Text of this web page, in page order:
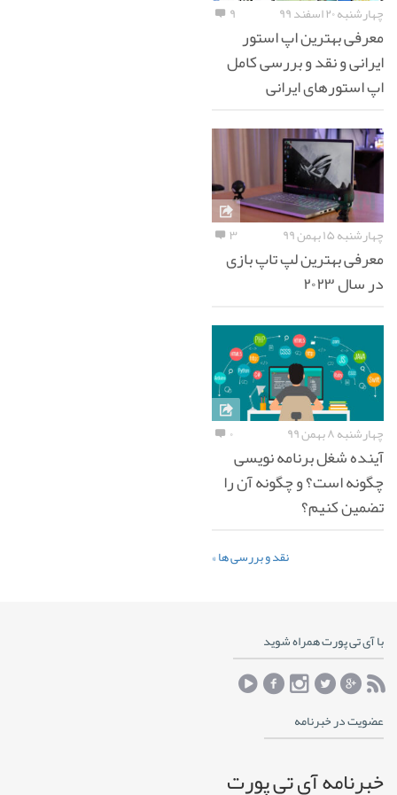
چهارشنبه ۲۰ اسفند ۹۹ ۹
معرفی بهترین اپ استور
ایرانی و نقد و بررسی کامل
اپ استورهای ایرانی
چهارشنبه ۱۵ بهمن ۹۹ ۳
معرفی بهترین لپ تاپ بازی
در سال ۲۰۲۳
چهارشنبه ۸ بهمن ۹۹ ۰
آینده شغل برنامه نویسی
چگونه است؟ و چگونه آن را
تضمین کنیم؟
نقد و بررسی ها »
با آی تی پورت همراه شوید
عضویت در خبرنامه
خبرنامه آی تی پورت